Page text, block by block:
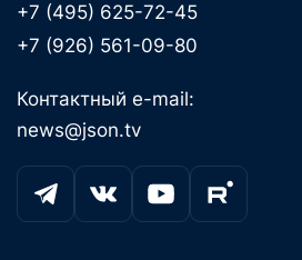
+7 (495) 625-72-45
+7 (926) 561-09-80
Контактный e-mail:
news@json.tv